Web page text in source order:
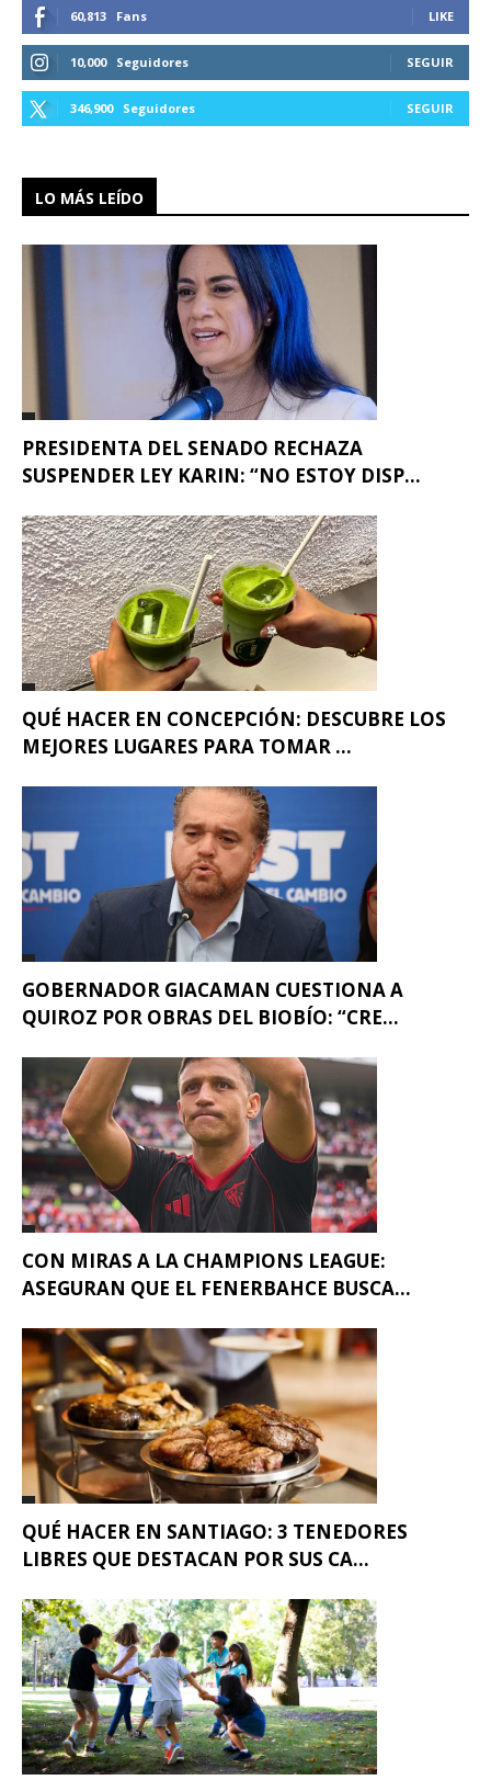
60,813 Fans LIKE
10,000 Seguidores SEGUIR
346,900 Seguidores SEGUIR
LO MÁS LEÍDO
PRESIDENTA DEL SENADO RECHAZA
SUSPENDER LEY KARIN: “NO ESTOY DISP...
QUÉ HACER EN CONCEPCIÓN: DESCUBRE LOS
MEJORES LUGARES PARA TOMAR ...
GOBERNADOR GIACAMAN CUESTIONA A
QUIROZ POR OBRAS DEL BIOBÍO: “CRE...
CON MIRAS A LA CHAMPIONS LEAGUE:
ASEGURAN QUE EL FENERBAHCE BUSCA...
QUÉ HACER EN SANTIAGO: 3 TENEDORES
LIBRES QUE DESTACAN POR SUS CA...